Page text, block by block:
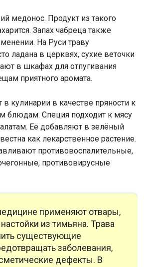
медонос. Продукт из такого
Запах чабреца также
На Руси траву
ладана в церквях, сухие веточки
в шкафах для отпугивания
приятного аромата.
кулинарии в качестве пряности к
блюдам. Специя подходит к мясу
Её добавляют в зелёный
как лекарственное растение.
противовоспалительные,
противовирусные
применяют отвары,
из тимьяна. Трава
существующие
заболевания,
дефекты. В